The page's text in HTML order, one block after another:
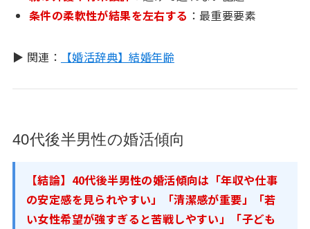
条件の柔軟性が結果を左右する ：最重要要素
▶ 関連： 【婚活辞典】結婚年齢
40代後半男性の婚活傾向
【結論】40代後半男性の婚活傾向は「年収や仕事
の安定感を見られやすい」「清潔感が重要」「若
い女性希望が強すぎると苦戦しやすい」「子ども